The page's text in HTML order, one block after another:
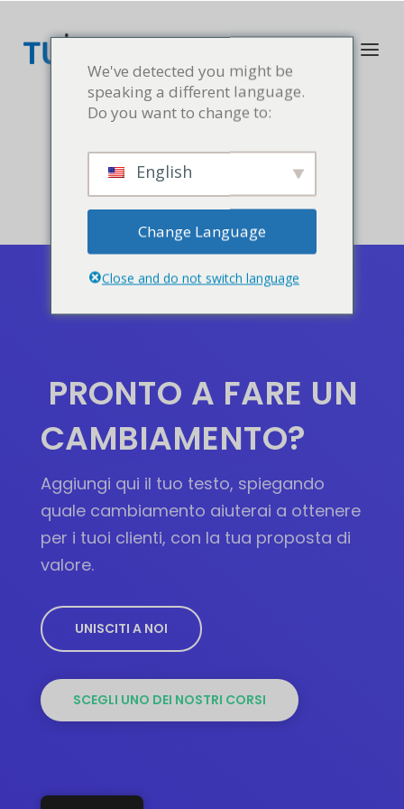
PRONTO A FARE UN
CAMBIAMENTO?
Aggiungi qui il tuo testo, spiegando
quale cambiamento aiuterai a ottenere
per i tuoi clienti, con la tua proposta di
valore.
UNISCITI A NOI
SCEGLI UNO DEI NOSTRI CORSI
We've detected you might be
speaking a different language.
Do you want to change to:
English
Change Language
Close and do not switch language